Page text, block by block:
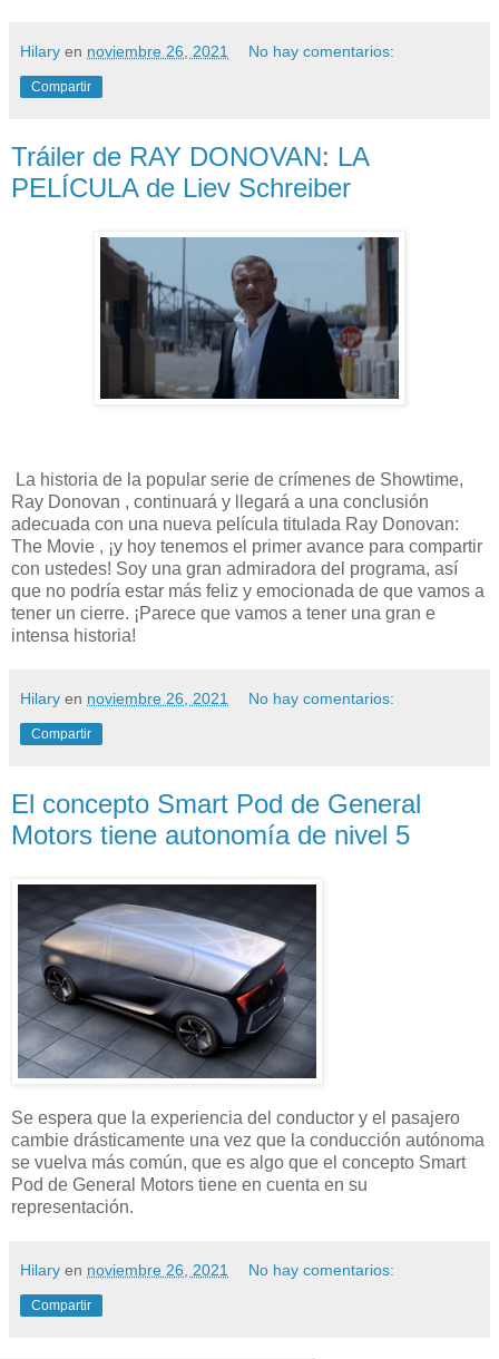
Hilary en noviembre 26, 2021 No hay comentarios:
Compartir
Tráiler de RAY DONOVAN: LA
PELÍCULA de Liev Schreiber
La historia de la popular serie de crímenes de Showtime,
Ray Donovan , continuará y llegará a una conclusión
adecuada con una nueva película titulada Ray Donovan:
The Movie , ¡y hoy tenemos el primer avance para compartir
con ustedes! Soy una gran admiradora del programa, así
que no podría estar más feliz y emocionada de que vamos a
tener un cierre. ¡Parece que vamos a tener una gran e
intensa historia!
Hilary en noviembre 26, 2021 No hay comentarios:
Compartir
El concepto Smart Pod de General
Motors tiene autonomía de nivel 5
Se espera que la experiencia del conductor y el pasajero
cambie drásticamente una vez que la conducción autónoma
se vuelva más común, que es algo que el concepto Smart
Pod de General Motors tiene en cuenta en su
representación.
Hilary en noviembre 26, 2021 No hay comentarios:
Compartir